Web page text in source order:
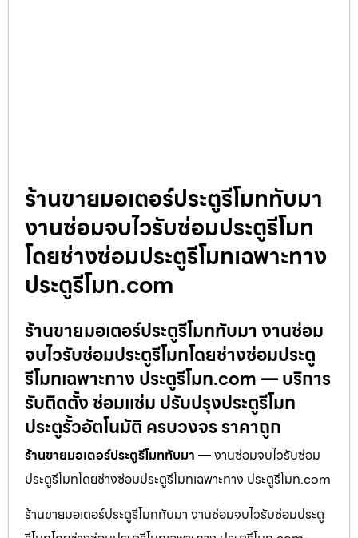
ร้านขายมอเตอร์ประตูรีโมททับมา
งานซ่อมจบไวรับซ่อมประตูรีโมท
โดยช่างซ่อมประตูรีโมทเฉพาะทาง
ประตูรีโมท.com
ร้านขายมอเตอร์ประตูรีโมททับมา งานซ่อม
จบไวรับซ่อมประตูรีโมทโดยช่างซ่อมประตู
รีโมทเฉพาะทาง ประตูรีโมท.com — บริการ
รับติดตั้ง ซ่อมแซ่ม ปรับปรุงประตูรีโมท
ประตูรั้วอัตโนมัติ ครบวงจร ราคาถูก
ร้านขายมอเตอร์ประตูรีโมททับมา — งานซ่อมจบไวรับซ่อม
ประตูรีโมทโดยช่างซ่อมประตูรีโมทเฉพาะทาง ประตูรีโมท.com
ร้านขายมอเตอร์ประตูรีโมททับมา งานซ่อมจบไวรับซ่อมประตู